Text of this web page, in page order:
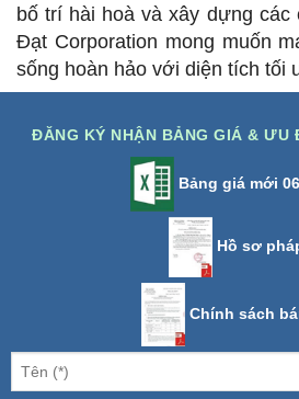
bố trí hài hoà và xây dựng các
Đạt Corporation mong muốn
sống hoàn hảo với diện tích tối
ĐĂNG KÝ NHẬN BẢNG GIÁ &
Bảng giá mới
Hồ sơ
Chính sách